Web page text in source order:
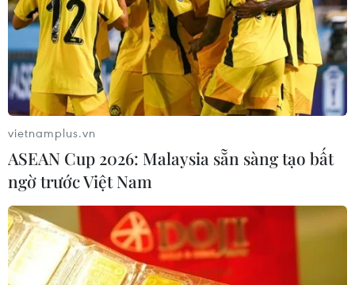
TIN CÙNG CHUYÊN MỤC
Đại tiệc Vespa 2026: Khi biểu
tượng 80 năm của Italy thăng hoa
giữa lòng đô thị hiện đại
09/08/2026 16:09
vietnamplus.vn
ASEAN Cup 2026: Malaysia sẵn sàng tạo bất
ngờ trước Việt Nam